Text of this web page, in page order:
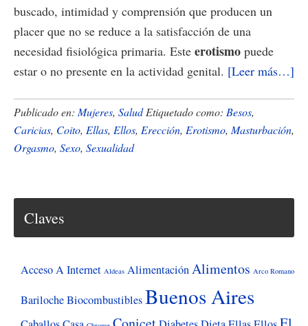
buscado, intimidad y comprensión que producen un
placer que no se reduce a la satisfacción de una
necesidad fisiológica primaria. Este erotismo puede
estar o no presente en la actividad genital. [Leer más…]
Publicado en: Mujeres, Salud Etiquetado como: Besos,
Caricias, Coito, Ellas, Ellos, Erección, Erotismo, Masturbación,
Orgasmo, Sexo, Sexualidad
Claves
Acceso A Internet Aldeas AlimentaciónAlimentos Arco Romano
BarilocheBiocombustiblesBuenos Aires